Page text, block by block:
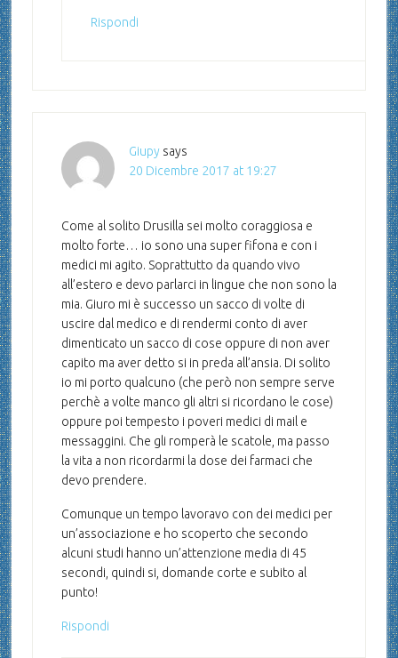
Rispondi
Giupy says
20 Dicembre 2017 at 19:27
Come al solito Drusilla sei molto coraggiosa e
molto forte… io sono una super fifona e con i
medici mi agito. Soprattutto da quando vivo
all’estero e devo parlarci in lingue che non sono la
mia. Giuro mi è successo un sacco di volte di
uscire dal medico e di rendermi conto di aver
dimenticato un sacco di cose oppure di non aver
capito ma aver detto si in preda all’ansia. Di solito
io mi porto qualcuno (che però non sempre serve
perchè a volte manco gli altri si ricordano le cose)
oppure poi tempesto i poveri medici di mail e
messaggini. Che gli romperà le scatole, ma passo
la vita a non ricordarmi la dose dei farmaci che
devo prendere.
Comunque un tempo lavoravo con dei medici per
un’associazione e ho scoperto che secondo
alcuni studi hanno un’attenzione media di 45
secondi, quindi si, domande corte e subito al
punto!
Rispondi